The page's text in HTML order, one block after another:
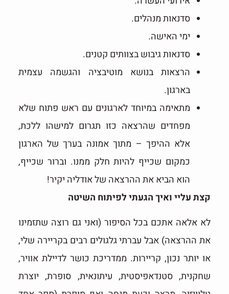
סדנאות מנהלים.
ימי האישה.
סדנאות גיבוש בצוותים קטנים.
הרצאות בנושא מוטיבציה והגשמה עצמית
בארגון.
מתאימה במיוחד לארגונים עם ראש פתוח שלא
מפחדים שהרצאה כזו תגרום למישהו ללכת,
אלא ההיפך – מתוך אמונה בערך של הארגון
כמקום שכייף להיות חלק ממנו. וברור שכייף,
הוא הביא את ההרצאה של אודליה יקיר!
קצת עליי ואיך הגעתי לפיתוח השיטה
לא אלאה אתכם בכל הסיפור (ואני גם רוצה שתזמינו
את ההרצאה) אבל עברתי גלגולים רבים בקריירה שלי,
או יותר נכון, קריירות. ממדריכת כושר לדיילת אוויר,
שחקנית, סטנדאפיסטית, עיתונאית, סופרת, יוצרת